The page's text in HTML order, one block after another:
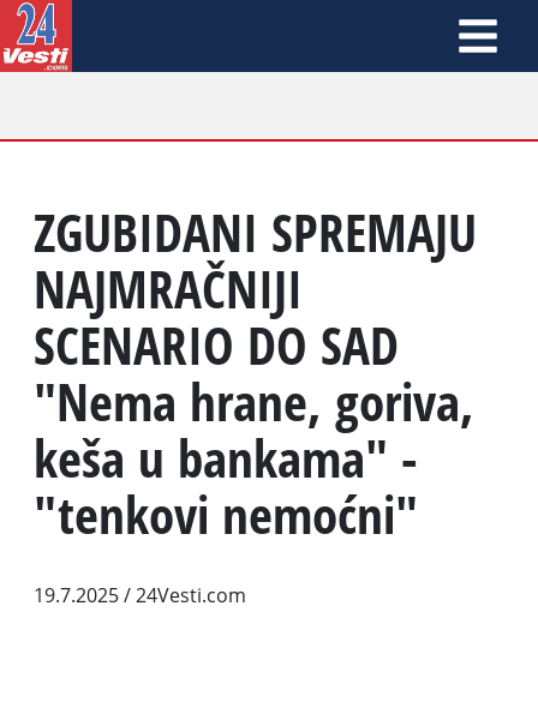
ZGUBIDANI SPREMAJU
NAJMRAČNIJI
SCENARIO DO SAD
"Nema hrane, goriva,
keša u bankama" -
"tenkovi nemoćni"
19.7.2025/ 24Vesti.com